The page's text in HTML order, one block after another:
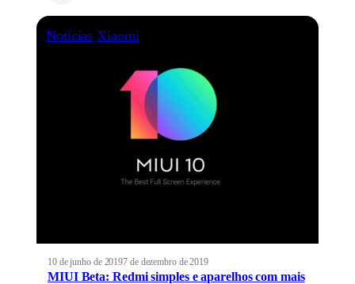
Notícias Xiaomi
10 de junho de 20197 de dezembro de 2019
MIUI Beta: Redmi simples e aparelhos com mais